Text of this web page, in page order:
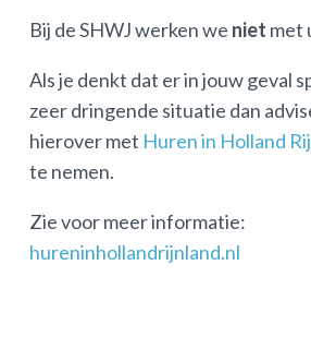
Bij de SHWJ werken we niet met
Als je denkt dat er in jouw geval
zeer dringende situatie dan
hierover met Huren in Holland
te nemen.
Zie voor meer informatie:
hureninhollandrijnland.nl